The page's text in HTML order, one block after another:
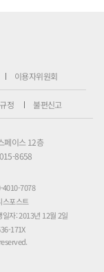
이용자위원회
정 불편신고
페이스 12층
8658
4010-7078
스포스트
일자: 2013년 12월 2일
171X